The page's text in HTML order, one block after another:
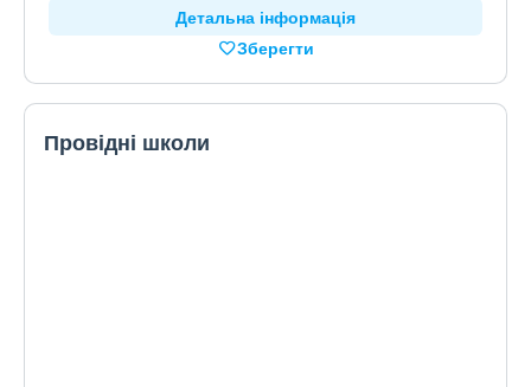
Детальна інформація
Зберегти
Провідні школи